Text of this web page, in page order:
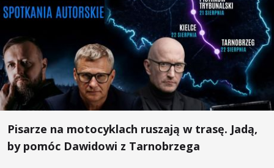
Pisarze na motocyklach ruszają w trasę. Jadą,
by pomóc Dawidowi z Tarnobrzega